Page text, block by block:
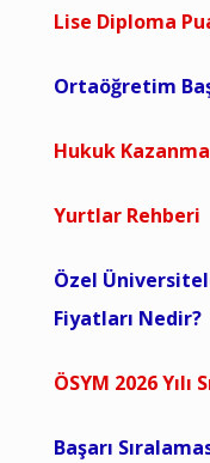
Lise Diploma
Ortaöğretim
Hukuk
Yurtlar Rehberi
Özel
Fiyatları Nedir?
ÖSYM 2026 Yılı
Başarı